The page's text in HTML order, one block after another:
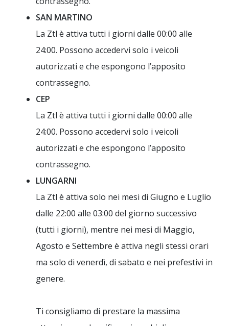
SAN MARTINO
La Ztl è attiva tutti i giorni dalle 00:00 alle
24:00. Possono accedervi solo i veicoli
autorizzati e che espongono l’apposito
contrassegno.
CEP
La Ztl è attiva tutti i giorni dalle 00:00 alle
24:00. Possono accedervi solo i veicoli
autorizzati e che espongono l’apposito
contrassegno.
LUNGARNI
La Ztl è attiva solo nei mesi di Giugno e Luglio
dalle 22:00 alle 03:00 del giorno successivo
(tutti i giorni), mentre nei mesi di Maggio,
Agosto e Settembre è attiva negli stessi orari
ma solo di venerdì, di sabato e nei prefestivi in
genere.
Ti consigliamo di prestare la massima